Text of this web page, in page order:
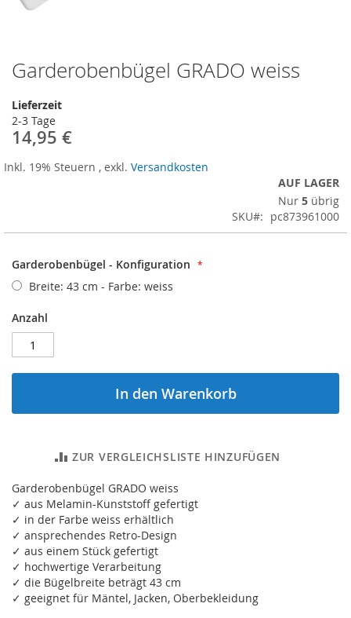
Garderobenbügel GRADO weiss
Lieferzeit
2-3 Tage
14,95 €
Inkl. 19% Steuern , exkl. Versandkosten
AUF LAGER
Nur 5 übrig
SKU
pc873961000
Garderobenbügel - Konfiguration
Breite: 43 cm - Farbe: weiss
Anzahl
In den Warenkorb
ZUR VERGLEICHSLISTE HINZUFÜGEN
Garderobenbügel GRADO weiss
✓ aus Melamin-Kunststoff gefertigt
✓ in der Farbe weiss erhältlich
✓ ansprechendes Retro-Design
✓ aus einem Stück gefertigt
✓ hochwertige Verarbeitung
✓ die Bügelbreite beträgt 43 cm
✓ geeignet für Mäntel, Jacken, Oberbekleidung
Zum
Anfang
der
Bildergalerie
springen